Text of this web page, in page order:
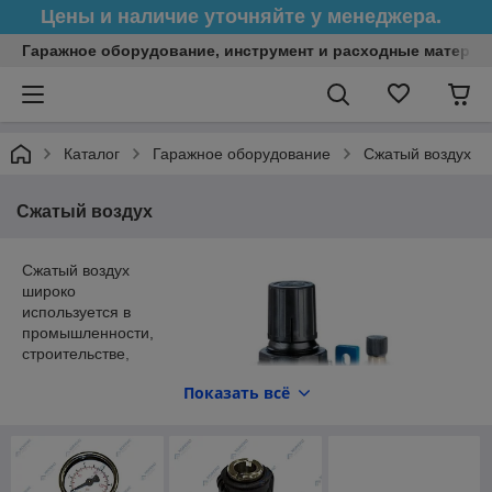
Цены и наличие уточняйте у менеджера.
Гаражное оборудование, инструмент и расходные
Каталог Гаражное оборудование Сжатый воздух
Сжатый воздух
Сжатый воздух
широко
используется в
промышленности,
строительстве,
безопасности и
экологичности.
Показать всё